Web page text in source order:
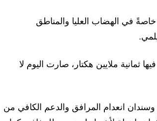
في الهضاب العليا والمناطق
ثمانية ملايين هكتار، صارت اليوم لا
انعدام المرافق والدعم الكافي من